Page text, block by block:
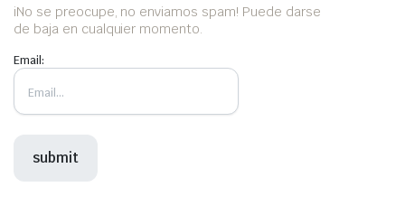
iNo se preocupe, no enviamos spam! Puede darse
de baja en cualquier momento.
Email: